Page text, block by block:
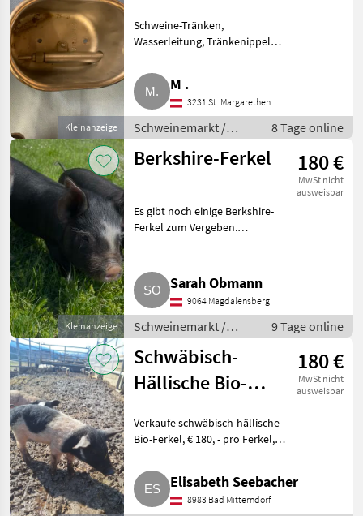
Kleinanzeige
Schweine-Tränken,
Wasserleitung, Tränkenippel
Schweinemarkt Zubehör
Schweinehaltung
M .
3231 St. Margarethen
Schweinemarkt /
Zubehör
Schweinehaltung
8 Tage online
Kleinanzeige
Berkshire-Ferkel 180 €
MwSt nicht
ausweisbar
Es gibt noch einige Berkshire-
Ferkel zum Vergeben.
Sarah Obmann
9064 Magdalensberg
Schweinemarkt /
Schweinemarkt
9 Tage online
Schwäbisch-
Hällische Bio-
180 €
MwSt nicht
ausweisbar
Verkaufe schwäbisch-hällische
Bio-Ferkel, € 180, - pro Ferkel,
vorreservieren. Abholung ab
Mitte, Ende September möglich.
7 Stk. verfü
Elisabeth Seebacher
8983 Bad Mitterndorf